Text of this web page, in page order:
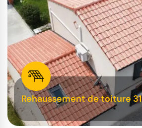
Rehaussement de toiture 31